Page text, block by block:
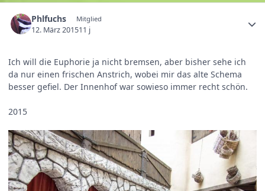
Phlfuchs Mitglied
12. März 201511 j
Ich will die Euphorie ja nicht bremsen, aber bisher sehe ich
da nur einen frischen Anstrich, wobei mir das alte Schema
besser gefiel. Der Innenhof war sowieso immer recht schön.
2015